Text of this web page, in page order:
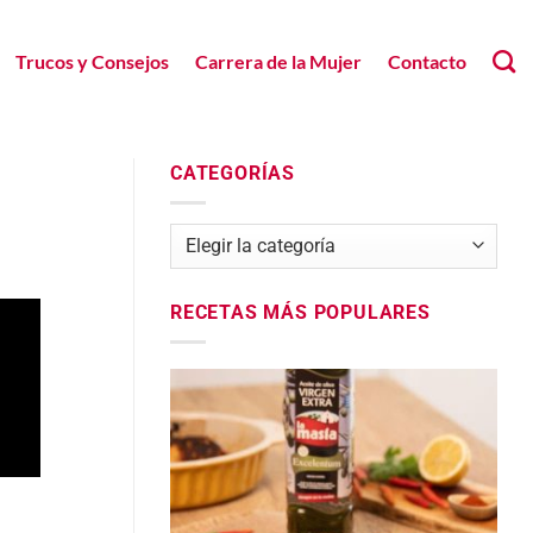
Trucos y Consejos Carrera de la Mujer Contacto
CATEGORÍAS
Categorías
RECETAS MÁS POPULARES